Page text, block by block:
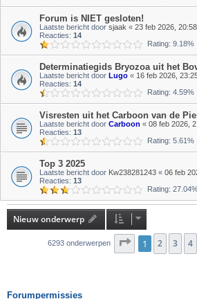
Forum is NIET gesloten!
Laatste bericht door sjaak « 23 feb 2026, 20:58
Reacties: 14
Rating: 9.18%
Determinatiegids Bryozoa uit het
Laatste bericht door Lugo « 16 feb 2026,
Reacties: 14
Rating: 4.59%
Visresten uit het Carboon van de
Laatste bericht door Carboon « 08 feb 2026,
Reacties: 13
Rating: 5.61%
Top 3 2025
Laatste bericht door Kw238281243 « 06 feb
Reacties: 13
Rating:
Nieuw onderwerp
6293 onderwerpen Pagina1 van 252
1 2 3 4
Forumpermissies